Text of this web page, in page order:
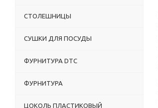
СТОЛЕШНИЦЫ
СУШКИ ДЛЯ ПОСУДЫ
ФУРНИТУРА DTC
ФУРНИТУРА
ЦОКОЛЬ ПЛАСТИКОВЫЙ